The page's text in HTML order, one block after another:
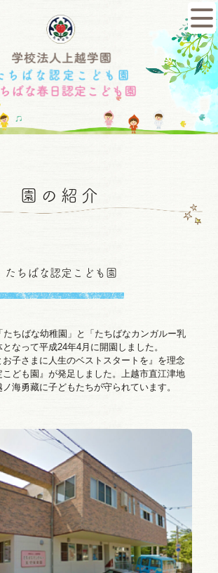
園の紹介
たちばな認定こども園
たちばな幼稚園」と「たちばなカンガルー乳
なって平成24年4月に開園しました。
お子さまに人生のベストスタートを』を理念
こども園』が発足しました。上越市直江津地
海勇藏に子どもたちが守られています。